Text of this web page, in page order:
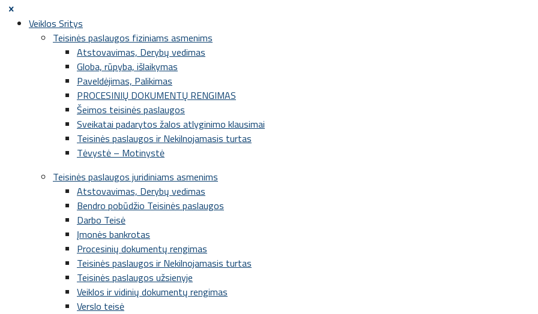
Veiklos Sritys
Teisinės paslaugos fiziniams asmenims
Atstovavimas, Derybų vedimas
Globa, rūpyba, išlaikymas
Paveldėjimas, Palikimas
PROCESINIŲ DOKUMENTŲ RENGIMAS
Šeimos teisinės paslaugos
Sveikatai padarytos žalos atlyginimo klausimai
Teisinės paslaugos ir Nekilnojamasis turtas
Tėvystė – Motinystė
Teisinės paslaugos juridiniams asmenims
Atstovavimas, Derybų vedimas
Bendro pobūdžio Teisinės paslaugos
Darbo Teisė
Įmonės bankrotas
Procesinių dokumentų rengimas
Teisinės paslaugos ir Nekilnojamasis turtas
Teisinės paslaugos užsienyje
Veiklos ir vidinių dokumentų rengimas
Verslo teisė